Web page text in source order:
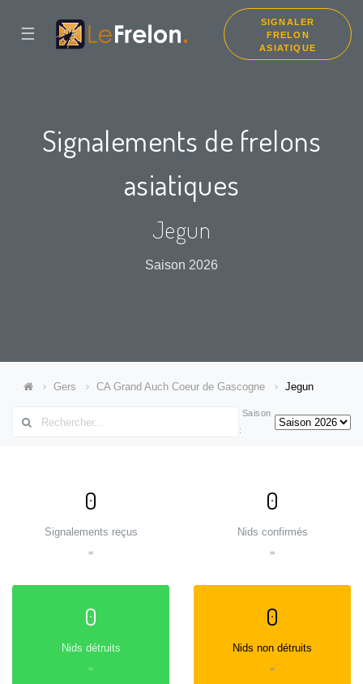
☰
SIGNALER
FRELON
ASIATIQUE
Signalements de frelons
asiatiques
Jegun
Saison 2026
Gers CA Grand Auch Coeur de Gascogne Jegun
Saison
:
0
Signalements reçus
=
0
Nids confirmés
=
0
Nids détruits
=
0
Nids non détruits
=